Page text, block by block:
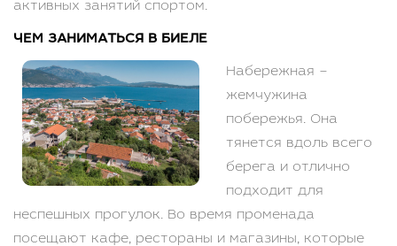
активных занятий спортом.
ЧЕМ ЗАНИМАТЬСЯ В БИЕЛЕ
Набережная –
жемчужина
побережья. Она
тянется вдоль всего
берега и отлично
подходит для
неспешных прогулок. Во время променада
посещают кафе, рестораны и магазины, которые